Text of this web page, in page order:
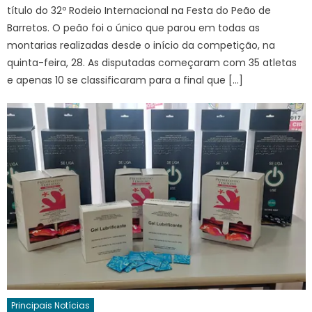
título do 32º Rodeio Internacional na Festa do Peão de
Barretos. O peão foi o único que parou em todas as
montarias realizadas desde o início da competição, na
quinta-feira, 28. As disputadas começaram com 35 atletas
e apenas 10 se classificaram para a final que […]
Principais Notícias